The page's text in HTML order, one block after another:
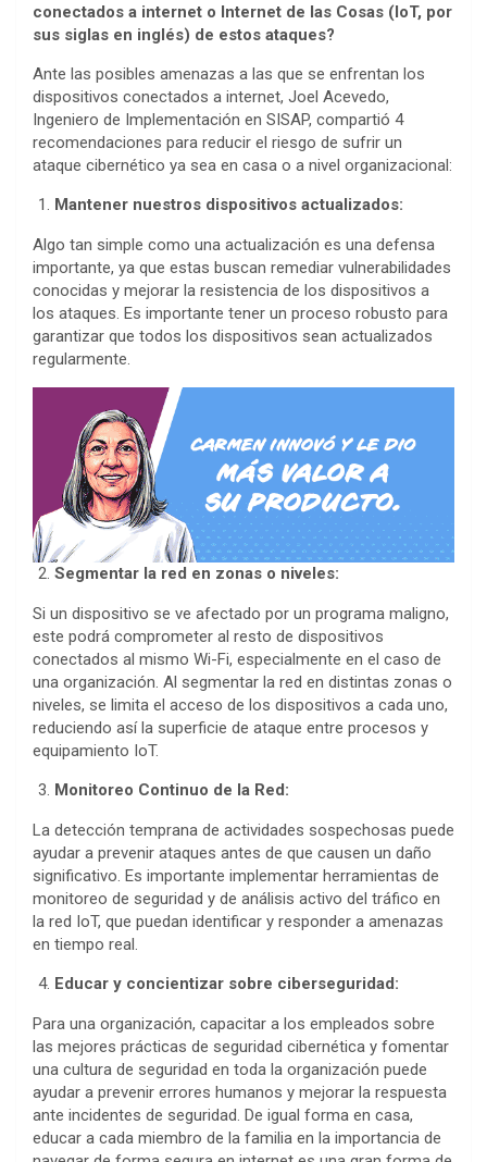
conectados a internet o Internet de las Cosas (IoT, por
sus siglas en inglés) de estos ataques?
Ante las posibles amenazas a las que se enfrentan los
dispositivos conectados a internet, Joel Acevedo,
Ingeniero de Implementación en SISAP, compartió 4
recomendaciones para reducir el riesgo de sufrir un
ataque cibernético ya sea en casa o a nivel organizacional:
Mantener nuestros dispositivos actualizados:
Algo tan simple como una actualización es una defensa
importante, ya que estas buscan remediar vulnerabilidades
conocidas y mejorar la resistencia de los dispositivos a
los ataques. Es importante tener un proceso robusto para
garantizar que todos los dispositivos sean actualizados
regularmente.
Segmentar la red en zonas o niveles:
Si un dispositivo se ve afectado por un programa maligno,
este podrá comprometer al resto de dispositivos
conectados al mismo Wi-Fi, especialmente en el caso de
una organización. Al segmentar la red en distintas zonas o
niveles, se limita el acceso de los dispositivos a cada uno,
reduciendo así la superficie de ataque entre procesos y
equipamiento IoT.
Monitoreo Continuo de la Red:
La detección temprana de actividades sospechosas puede
ayudar a prevenir ataques antes de que causen un daño
significativo. Es importante implementar herramientas de
monitoreo de seguridad y de análisis activo del tráfico en
la red IoT, que puedan identificar y responder a amenazas
en tiempo real.
Educar y concientizar sobre ciberseguridad:
Para una organización, capacitar a los empleados sobre
las mejores prácticas de seguridad cibernética y fomentar
una cultura de seguridad en toda la organización puede
ayudar a prevenir errores humanos y mejorar la respuesta
ante incidentes de seguridad. De igual forma en casa,
educar a cada miembro de la familia en la importancia de